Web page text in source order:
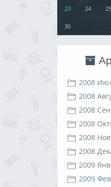
23 24 25
30
2008
2008
2008
2008
2008
2008
2009
2009